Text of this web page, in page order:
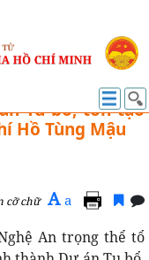
Giám đốc Học
Tu bổ, tôn tạo
Hồ Tùng Mậu
cỡ chữ A a
An trọng thể tổ